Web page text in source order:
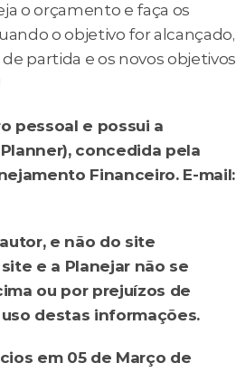
o orçamento e faça os
o objetivo for alcançado,
partida e os novos objetivos
pessoal e possui a
concedida pela
Planejar - Associação Brasileira de Planejamento Financeiro. E-mail:
e não do site
e a Planejar não se
ou por prejuízos de
destas informações.
em 05 de Março de